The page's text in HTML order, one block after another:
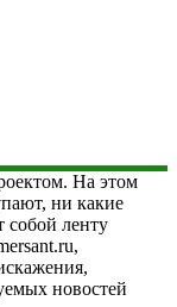
На этом
ни какие
собой ленту
новостей